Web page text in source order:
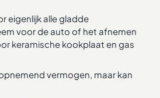
eigenlijk alle gladde
voor de auto of het afnemen
keramische kookplaat en gas
vermogen, maar kan